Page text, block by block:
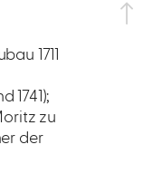
1711
1741);
zu
der